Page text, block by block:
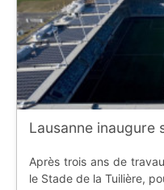
Lausanne inaugure
Après trois ans de
le Stade de la Tuilière,